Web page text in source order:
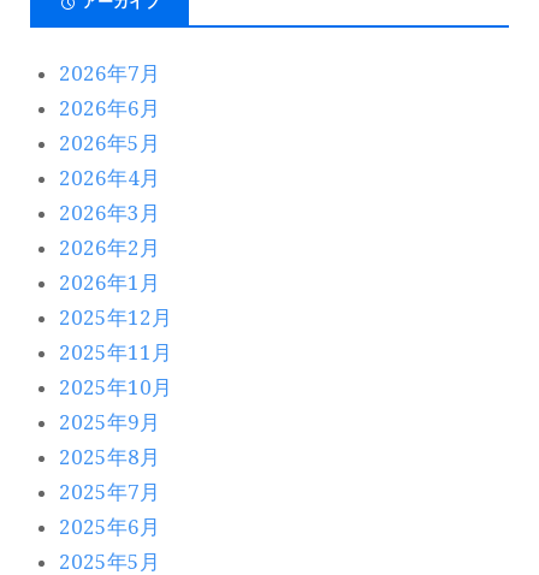
2026年7月
2026年6月
2026年5月
2026年4月
2026年3月
2026年2月
2026年1月
2025年12月
2025年11月
2025年10月
2025年9月
2025年8月
2025年7月
2025年6月
2025年5月